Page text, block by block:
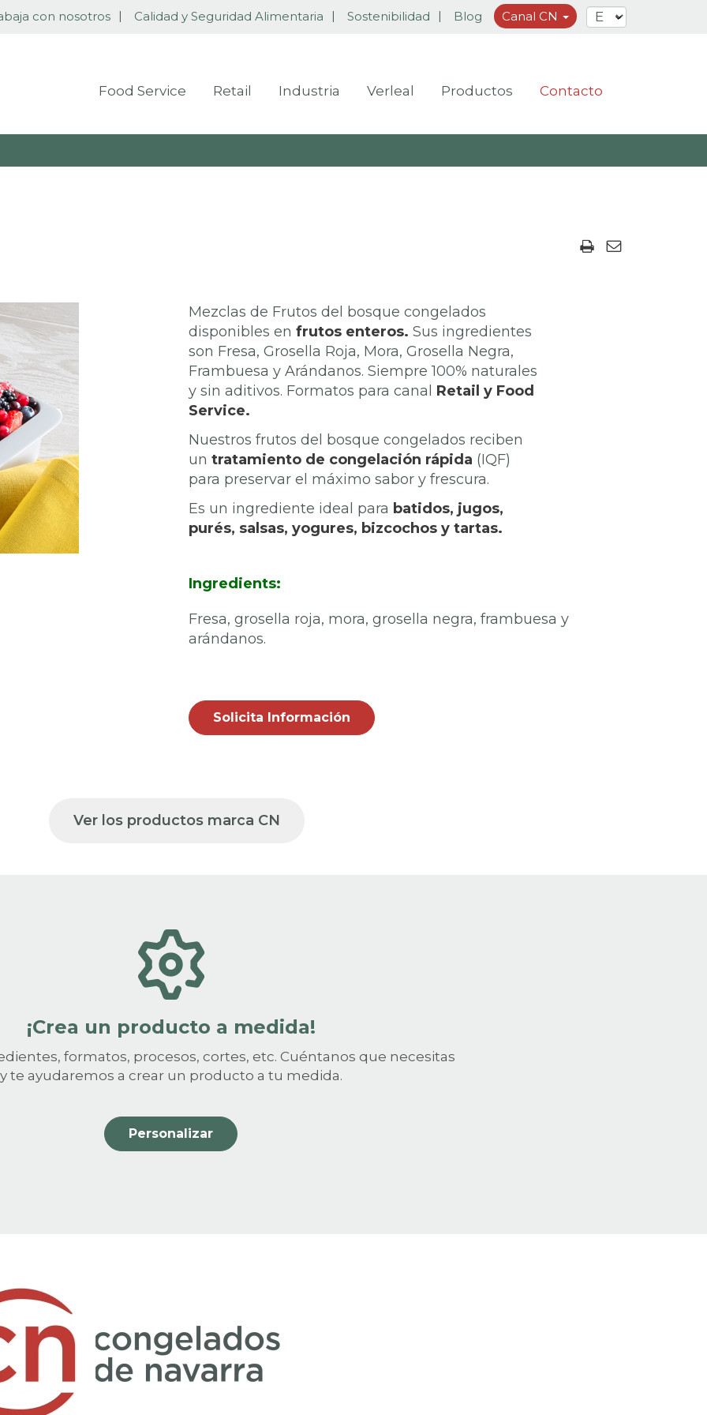
con nosotros Calidad y Seguridad Alimentaria Sostenibilidad Blog Canal CN
Food Service Retail Industria Verleal Productos Contacto
Mezclas de Frutos del bosque congelados
disponibles en frutos enteros. Sus ingredientes
son Fresa, Grosella Roja, Mora, Grosella Negra,
Frambuesa y Arándanos. Siempre 100% naturales
y sin aditivos. Formatos para canal Retail y Food
Service.
Nuestros frutos del bosque congelados reciben
un tratamiento de congelación rápida (IQF)
para preservar el máximo sabor y frescura.
Es un ingrediente ideal para batidos, jugos,
purés, salsas, yogures, bizcochos y tartas.
Ingredients:
Fresa, grosella roja, mora, grosella negra, frambuesa y
arándanos.
Solicita Información
Ver los productos marca CN
¡Crea un producto a medida!
formatos, procesos, cortes, etc. Cuéntanos que necesitas
y te ayudaremos a crear un producto a tu medida.
Personalizar